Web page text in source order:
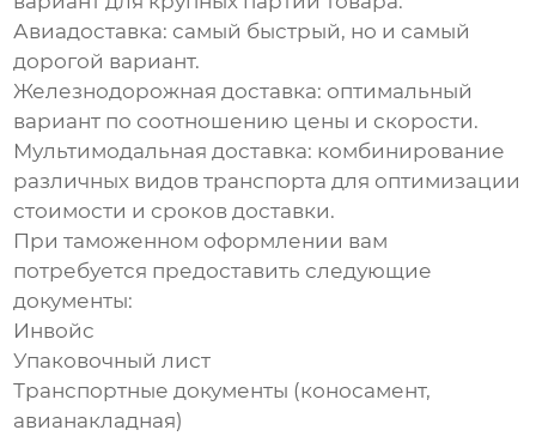
Авиадоставка: самый быстрый, но и самый
дорогой вариант.
Железнодорожная доставка: оптимальный
вариант по соотношению цены и скорости.
Мультимодальная доставка: комбинирование
различных видов транспорта для оптимизации
стоимости и сроков доставки.
При таможенном оформлении вам
потребуется предоставить следующие
документы:
Инвойс
Упаковочный лист
Транспортные документы (коносамент,
авианакладная)